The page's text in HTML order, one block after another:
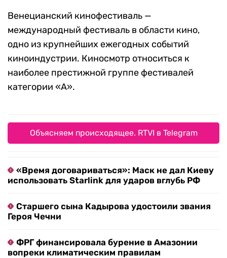
Венецианский кинофестиваль —
международный фестиваль в области кино,
одно из крупнейших ежегодных событий
киноиндустрии. Киносмотр относиться к
наиболее престижной группе фестивалей
категории «А».
Объясняем происходящее. RTVI в Telegram
«Время договариваться»: Маск не дал Киеву
использовать Starlink для ударов вглубь РФ
Старшего сына Кадырова удостоили звания
Героя Чечни
ФРГ финансировала бурение в Амазонии
вопреки климатическим правилам